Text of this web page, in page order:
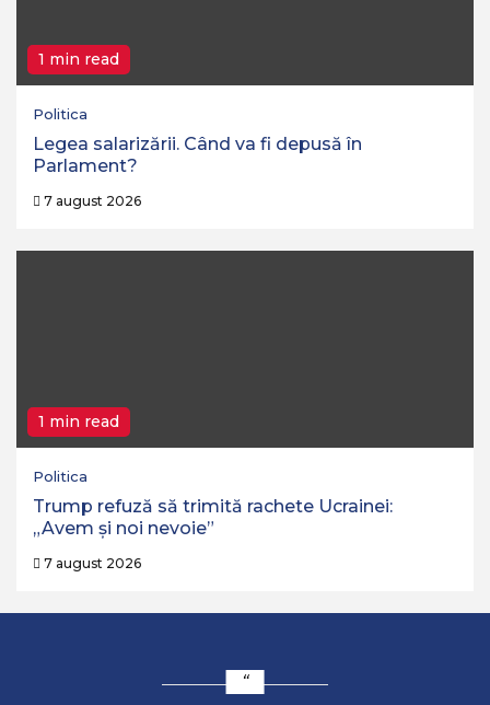
1 min read
Politica
Legea salarizării. Când va fi depusă în
Parlament?
7 august 2026
1 min read
Politica
Trump refuză să trimită rachete Ucrainei:
„Avem și noi nevoie”
7 august 2026